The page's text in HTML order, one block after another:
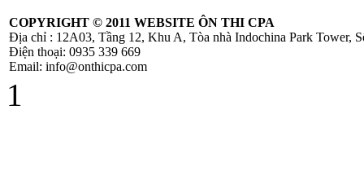
COPYRIGHT © 2011 WEBSITE ÔN THI CPA
Địa chỉ : 12A03, Tầng 12, Khu A, Tòa nhà Indochina Park Tower,
Điện thoại: 0935 339 669
Email: info@onthicpa.com
1